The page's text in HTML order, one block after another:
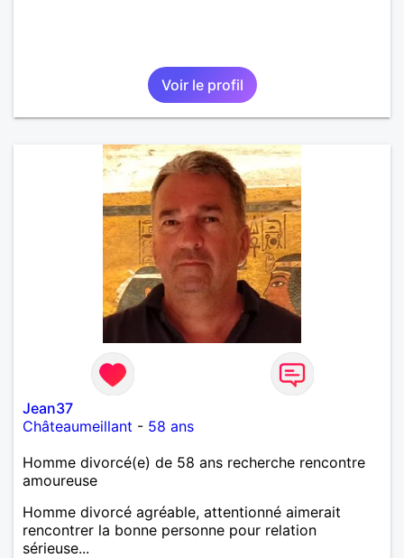
Voir le profil
Jean37
Châteaumeillant - 58 ans
Homme divorcé(e) de 58 ans recherche rencontre
amoureuse
Homme divorcé agréable, attentionné aimerait
rencontrer la bonne personne pour relation
sérieuse...